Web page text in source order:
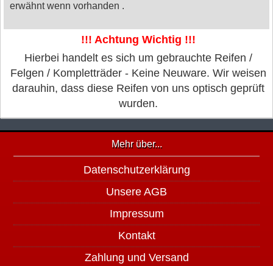
erwähnt wenn vorhanden .
!!! Achtung Wichtig !!!
Hierbei handelt es sich um gebrauchte Reifen /
Felgen / Kompletträder - Keine Neuware. Wir weisen
darauhin, dass diese Reifen von uns optisch geprüft
wurden.
Mehr über...
Datenschutzerklärung
Unsere AGB
Impressum
Kontakt
Zahlung und Versand